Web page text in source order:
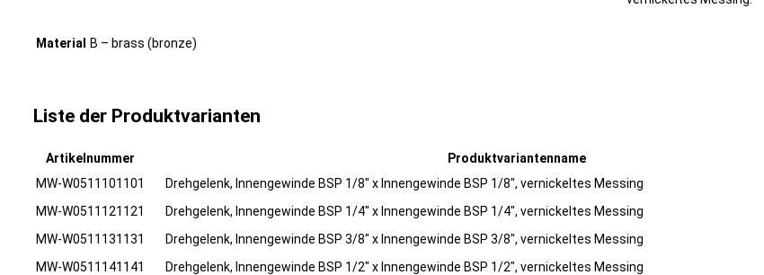
Material B – brass (bronze)
Liste der Produktvarianten
Artikelnummer Produktvariantenname
MW-W0511101101
Drehgelenk, Innengewinde BSP 1/8" x Innengewinde BSP 1/8", vernickeltes Messing
MW-W0511121121 Drehgelenk, Innengewinde BSP 1/4" x Innengewinde BSP 1/4", vernickeltes Messing
MW-W0511131131 Drehgelenk, Innengewinde BSP 3/8" x Innengewinde BSP 3/8", vernickeltes Messing
MW-W0511141141 Drehgelenk, Innengewinde BSP 1/2" x Innengewinde BSP 1/2", vernickeltes Messing